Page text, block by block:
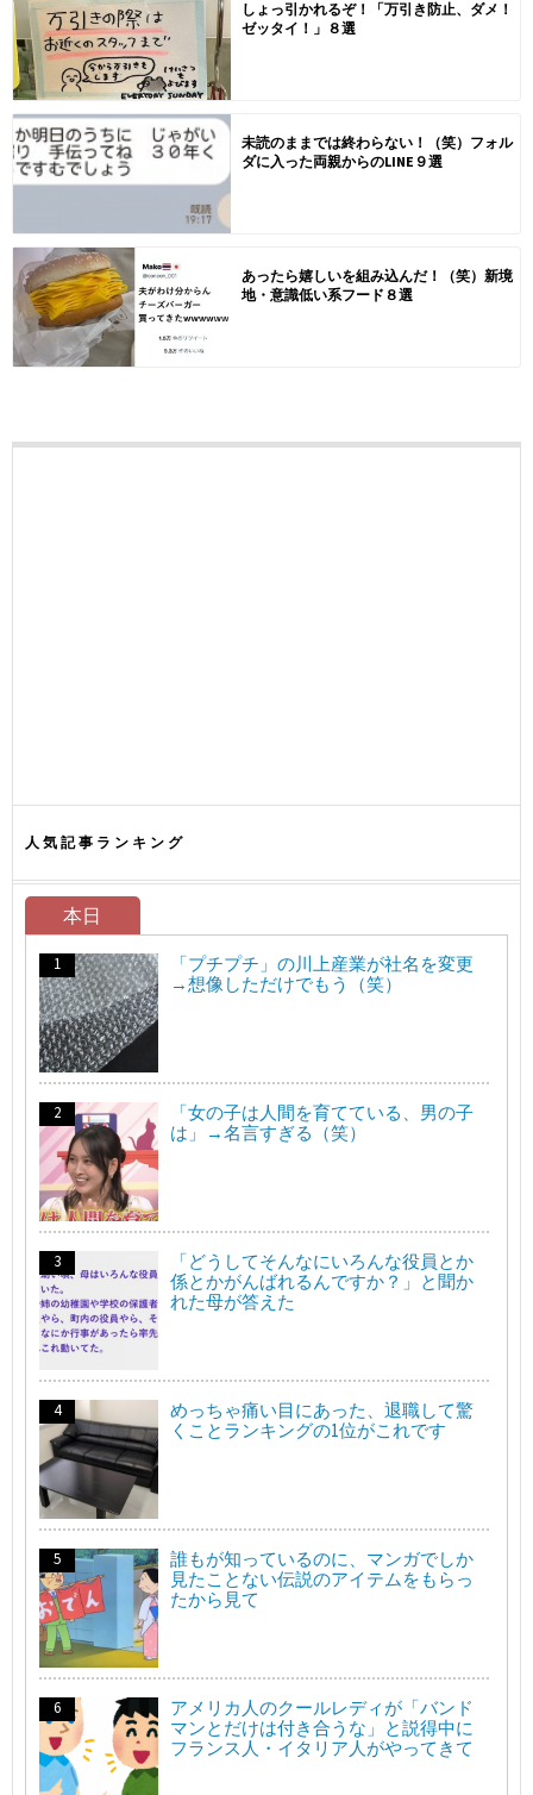
しょっ引かれるぞ！「万引き防止、ダメ！
ゼッタイ！」８選
未読のままでは終わらない！（笑）フォル
ダに入った両親からのLINE９選
あったら嬉しいを組み込んだ！（笑）新境
地・意識低い系フード８選
人気記事ランキング
本日
「プチプチ」の川上産業が社名を変更
→想像しただけでもう（笑）
「女の子は人間を育てている、男の子
は」→名言すぎる（笑）
「どうしてそんなにいろんな役員とか
係とかがんばれるんですか？」と聞か
れた母が答えた
めっちゃ痛い目にあった、退職して驚
くことランキングの1位がこれです
誰もが知っているのに、マンガでしか
見たことない伝説のアイテムをもらっ
たから見て
アメリカ人のクールレディが「バンド
マンとだけは付き合うな」と説得中に
フランス人・イタリア人がやってきて